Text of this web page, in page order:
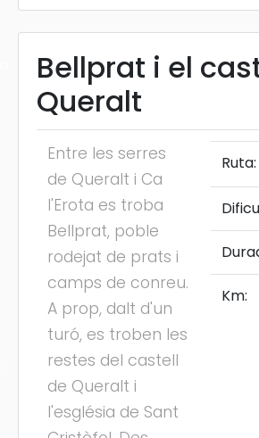
Bellprat i el
Queralt
Entre les serres
de Queralt i Ca
l'Erota es troba
Bellprat, poble
rodejat de prats i
camps de conreu.
A prop, dalt d'un
turó, es troben les
restes del castell
de Queralt i
l'església de Sant
Ruta:
Km: